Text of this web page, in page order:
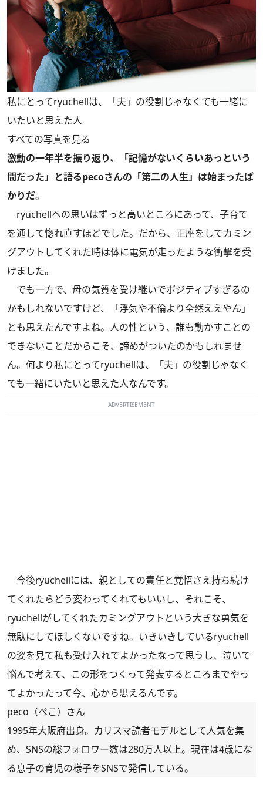
私にとってryuchellは、「夫」の役割じゃなくても一緒に
いたいと思えた人
すべての写真を見る
激動の一年半を振り返り、「記憶がないくらいあっという
間だった」と語るpecoさんの「第二の人生」は始まったば
かりだ。
ryuchellへの思いはずっと高いところにあって、子育て
を通して惚れ直すほどでした。だから、正座をしてカミン
グアウトしてくれた時は体に電気が走ったような衝撃を受
けました。
でも一方で、母の気質を受け継いでポジティブすぎるの
かもしれないですけど、「浮気や不倫より全然ええやん」
とも思えたんですよね。人の性という、誰も動かすことの
できないことだからこそ、諦めがついたのかもしれませ
ん。何より私にとってryuchellは、「夫」の役割じゃなく
ても一緒にいたいと思えた人なんです。
ADVERTISEMENT
今後ryuchellには、親としての責任と覚悟さえ持ち続け
てくれたらどう変わってくれてもいいし、それこそ、
ryuchellがしてくれたカミングアウトという大きな勇気を
無駄にしてほしくないですね。いきいきしているryuchell
の姿を見て私も受け入れてよかったなって思うし、泣いて
悩んで考えて、この形をつくって発表するところまでやっ
てよかったって今、心から思えるんです。
peco（ぺこ）さん
1995年大阪府出身。カリスマ読者モデルとして人気を集
め、SNSの総フォロワー数は280万人以上。現在は4歳にな
る息子の育児の様子をSNSで発信している。